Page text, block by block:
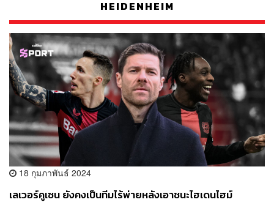
HEIDENHEIM
18 กุมภาพันธ์ 2024
เลเวอร์คูเซน ยังคงเป็นทีมไร้พ่ายหลังเอาชนะไฮเดนไฮม์